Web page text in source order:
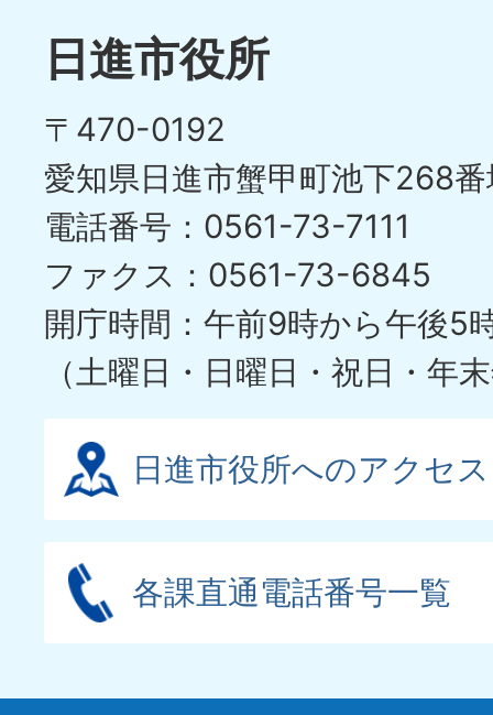
日進市役所
〒470-0192
愛知県日進市蟹甲町池下268
電話番号：0561-73-7111
ファクス：0561-73-6845
開庁時間：午前9時から午後5
（土曜日・日曜日・祝日・年
日進市役所へのアクセス
各課直通電話番号一覧